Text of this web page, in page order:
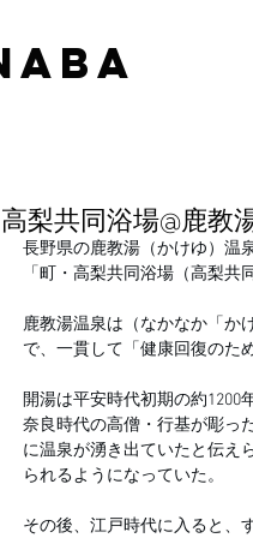
高梨共同浴場@鹿教
長野県の鹿教湯（かけゆ）温泉
「町・高梨共同浴場（高梨共
鹿教湯温泉は（なかなか「か
で、一貫して「健康回復のた
開湯は平安時代初期の約1200
奈良時代の高僧・行基が彫っ
に温泉が湧き出ていたと伝え
られるようになっていた。
その後、江戸時代に入ると、